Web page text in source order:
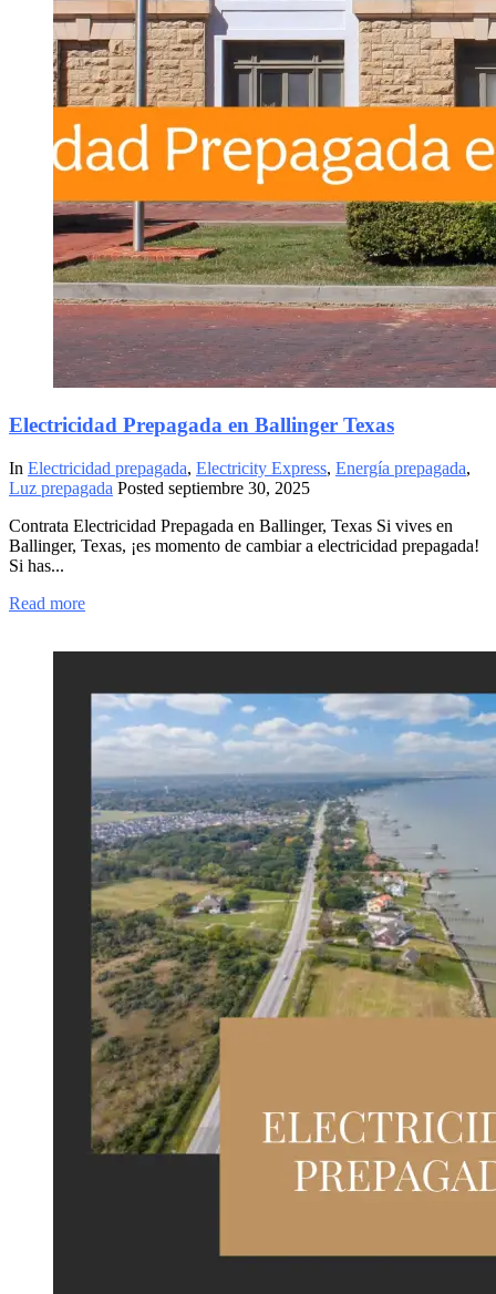
Electricidad Prepagada en Ballinger Texas
In Electricidad prepagada, Electricity Express, Energía prepagada,
Luz prepagada Posted septiembre 30, 2025
Contrata Electricidad Prepagada en Ballinger, Texas Si vives en
Ballinger, Texas, ¡es momento de cambiar a electricidad prepagada!
Si has...
Read more